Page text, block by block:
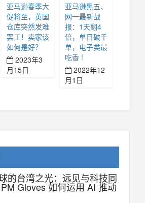
亚马逊春季大
促将至，英国
仓库突然发难
罢工！卖家该
如何是好？
2023年3
月15日
亚马逊黑五、
网一最新战
报：1天翻4
倍，单日破千
单，电子类最
吃香 !
2022年12
月1日
的台湾之光：远见与科技同
Gloves 如何运用 AI 推动